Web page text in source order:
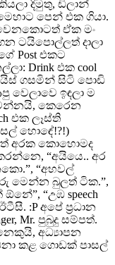
දිමුතු, ඩිලාන්
පෙන් එක ගියා.
ඒක මං
ටයිපොල්ලත් දාලා
Post එකට
Drink එක cool
ගසමින් සිටි පොඩි
වෙලාවෙ ඉඳලා ම
කෙරෙන
එක ලෑස්ති
හොඳේ!?!)
අරක කොහොමද
“අයියෙ.. අර
“අහවල්
මෙන්න බුලත් ටික.”,
ඕනේ”, “උඹ speech
:P අපේ ප්‍රධාන
Mr. පුබුදු සම්පත්.
අධ්‍යාපන
කළ ගොඩක් පාසල්